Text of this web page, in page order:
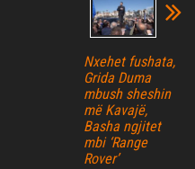
Nxehet fushata,
Grida Duma
mbush sheshin
më Kavajë,
Basha ngjitet
mbi ‘Range
Rover’